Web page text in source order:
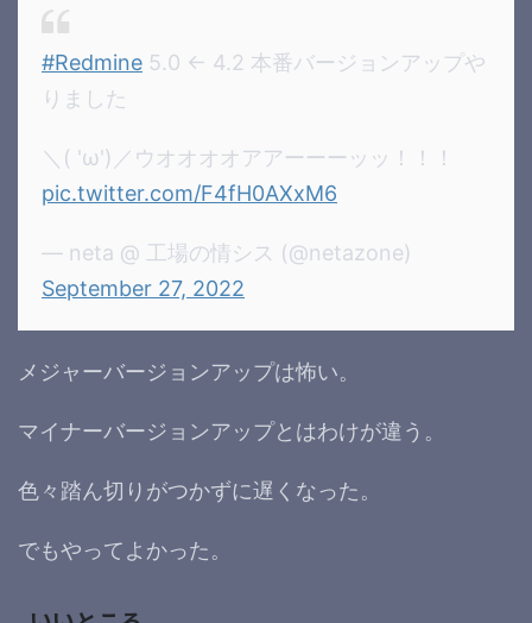
#Redmine 5.0 ← 4.2 本番バージョンアップや
りました
＼( 'ω')／ウオオオオアアーーーッッ！！！
pic.twitter.com/F4fH0AXxM6
— neta @ 工場の情シス (@netazone)
September 27, 2022
メジャーバージョンアップは怖い。
マイナーバージョンアップとはわけが違う。
色々踏ん切りがつかずに遅くなった。
でもやってよかった。